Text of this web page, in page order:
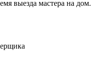
выезда мастера на дом.